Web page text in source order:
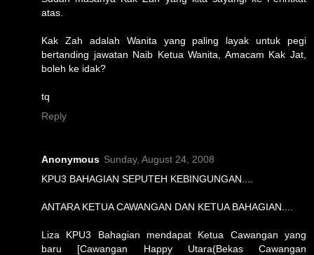
atas.
Kak Zah adalah Wanita yang paling layak untuk pegi
bertanding jawatan Naib Ketua Wanita, Amacam Kak Jat,
boleh ke idak?
tq
Reply
Anonymous Sunday, August 24, 2008
KPU3 BAHAGIAN SEPUTEH KEBINGUNGAN....
ANTARA KETUA CAWANGAN DAN KETUA BAHAGIAN....
Liza KPU3 Bahagian mendapat Ketua Cawangan yang
baru [Cawangan Happy Utara(Bekas Cawangan